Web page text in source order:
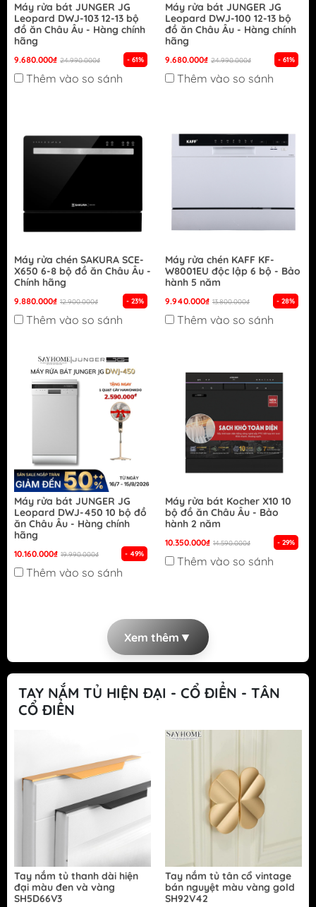
Máy rửa bát JUNGER JG
Leopard DWJ-103 12-13 bộ
đồ ăn Châu Âu - Hàng chính
hãng
9.680.000₫ 24.990.000₫ - 61%
Thêm vào so sánh
Máy rửa bát JUNGER JG
Leopard DWJ-100 12-13 bộ
đồ ăn Châu Âu - Hàng chính
hãng
9.680.000₫ 24.990.000₫ - 61%
Thêm vào so sánh
Máy rửa chén SAKURA SCE-
X650 6-8 bộ đồ ăn Châu Âu -
Chính hãng
9.880.000₫ 12.900.000₫ - 23%
Thêm vào so sánh
Máy rửa chén KAFF KF-
W8001EU độc lập 6 bộ - Bảo
hành 5 năm
9.940.000₫ 13.800.000₫ - 28%
Thêm vào so sánh
Máy rửa bát JUNGER JG
Leopard DWJ-450 10 bộ đồ
ăn Châu Âu - Hàng chính
hãng
10.160.000₫ 19.990.000₫ - 49%
Thêm vào so sánh
Máy rửa bát Kocher X10 10
bộ đồ ăn Châu Âu - Bảo
hành 2 năm
10.350.000₫ 14.590.000₫ - 29%
Thêm vào so sánh
Xem thêm ▼
TAY NẮM TỦ HIỆN ĐẠI - CỔ ĐIỂN - TÂN
CỔ ĐIỂN
Tay nắm tủ thanh dài hiện
đại màu đen và vàng
SH5D66V3
Tay nắm tủ tân cổ vintage
bán nguyệt màu vàng gold
SH92V42